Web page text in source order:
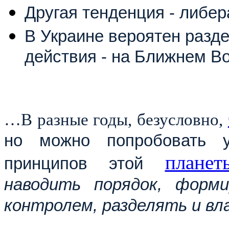
Другая тенденция -
В Украине вероятен
действия - на Ближнем
…В разные годы, безусловно,
но можно попробовать
принципов этой
наводить порядок,
контролем, разделять и